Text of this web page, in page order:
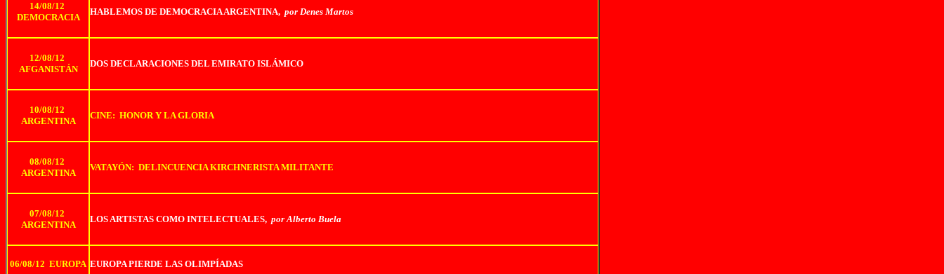
14/08/12
DEMOCRACIA
HABLEMOS DE DEMOCRACIA ARGENTINA, por Denes Martos
12/08/12
AFGANISTÁN
DOS DECLARACIONES DEL EMIRATO ISLÁMICO
10/08/12
ARGENTINA
CINE: HONOR Y LA GLORIA
08/08/12
ARGENTINA
VATAYÓN: DELINCUENCIA KIRCHNERISTA MILITANTE
07/08/12
ARGENTINA
LOS ARTISTAS COMO INTELECTUALES, por Alberto Buela
06/08/12 EUROPA EUROPA PIERDE LAS OLIMPÍADAS